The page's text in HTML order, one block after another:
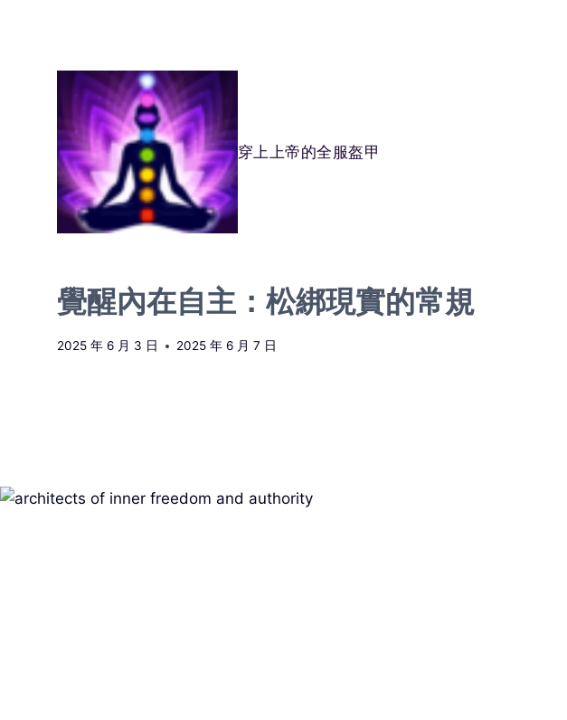
穿上上帝的全服盔甲
覺醒內在自主：松綁現實的常規
2025 年 6 月 3 日 2025 年 6 月 7 日